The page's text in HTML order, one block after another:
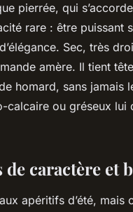
pierrée, qui
rare : être puissant
Sec, très
amère. Il tient
homard, sans jamais
ou gréseux lui
caractère et
apéritifs d’été, mais